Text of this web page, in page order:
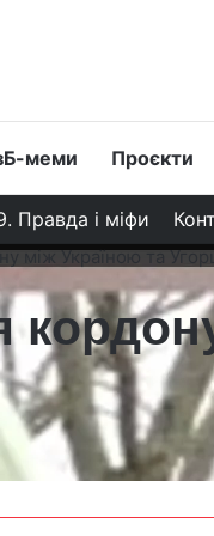
меми Проєкти
Правда і міфи
між Україною та